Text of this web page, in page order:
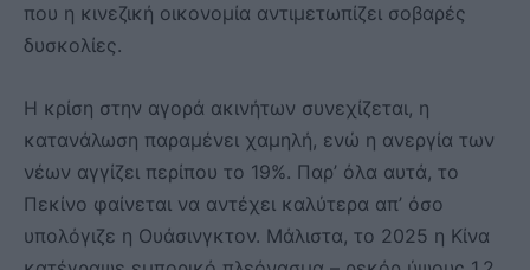
που η κινεζική οικονομία αντιμετωπίζει σοβαρές
δυσκολίες.
Η κρίση στην αγορά ακινήτων συνεχίζεται, η
κατανάλωση παραμένει χαμηλή, ενώ η ανεργία των
νέων αγγίζει περίπου το 19%. Παρ’ όλα αυτά, το
Πεκίνο φαίνεται να αντέχει καλύτερα απ’ όσο
υπολόγιζε η Ουάσινγκτον. Μάλιστα, το 2025 η Κίνα